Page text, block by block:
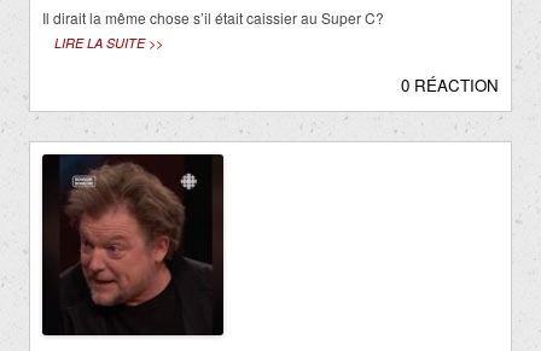
Il dirait la même chose s’il était caissier au Super C?
LIRE LA SUITE >>
0 RÉACTION